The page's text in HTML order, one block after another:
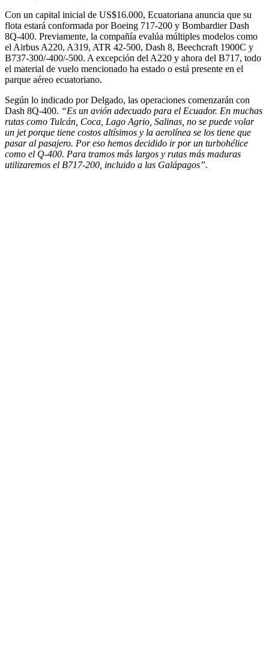
Con un capital inicial de US$16.000, Ecuatoriana anuncia que su
flota estará conformada por Boeing 717-200 y Bombardier Dash
8Q-400. Previamente, la compañía evalúa múltiples modelos como
el Airbus A220, A319, ATR 42-500, Dash 8, Beechcraft 1900C y
B737-300/-400/-500. A excepción del A220 y ahora del B717, todo
el material de vuelo mencionado ha estado o está presente en el
parque aéreo ecuatoriano.
Según lo indicado por Delgado, las operaciones comenzarán con
Dash 8Q-400. “Es un avión adecuado para el Ecuador. En muchas
rutas como Tulcán, Coca, Lago Agrio, Salinas, no se puede volar
un jet porque tiene costos altísimos y la aerolínea se los tiene que
pasar al pasajero. Por eso hemos decidido ir por un turbohélice
como el Q-400. Para tramos más largos y rutas más maduras
utilizaremos el B717-200, incluido a las Galápagos”.